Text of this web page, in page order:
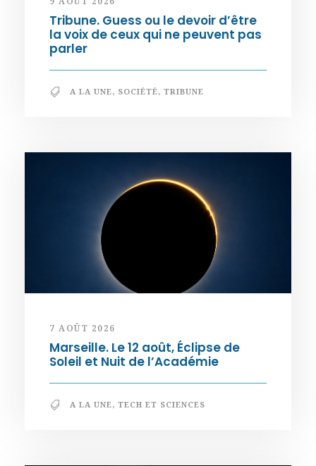
Tribune. Guess ou le devoir d’être
la voix de ceux qui ne peuvent pas
parler
A LA UNE, SOCIÉTÉ, TRIBUNE
7 AOÛT 2026
Marseille. Le 12 août, Éclipse de
Soleil et Nuit de l’Académie
A LA UNE, TECH ET SCIENCES